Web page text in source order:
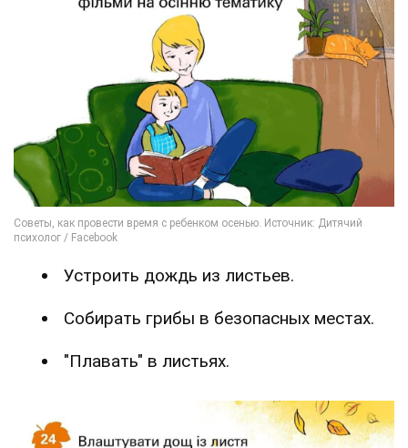
Устроить дождь из листьев.
Собирать грибы в безопасных местах.
"Плавать" в листьях.